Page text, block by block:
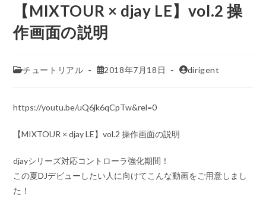
【MIXTOUR × djay LE】vol.2 操
作画面の説明
チュートリアル 2018年7月18日 dirigent
https://youtu.be/uQ6jk6qCpTw&rel=0
【MIXTOUR × djay LE】vol.2 操作画面の説明
djayシリーズ対応コントローラ強化期間！
この夏DJデビューしたい人に向けてこんな動画をご用意しまし
た！